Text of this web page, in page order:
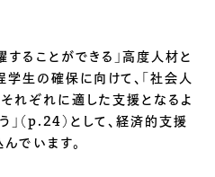
ることができる」高度人材と
生の確保に向けて、「社会人
れぞれに適した支援となるよ
」（p.24）として、経済的支援
でいます。